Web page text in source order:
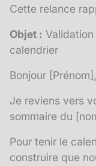
Cette relance
Objet :
calendrier
Bonjour [Prénom],
Je reviens vers
sommaire du
Pour tenir le
construire que